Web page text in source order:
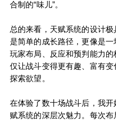
合制的“味儿”。
总的来看，天赋系统的设计
是简单的成长路径，更像是
玩家布局、反应和预判能力
仅让战斗变得更有趣、富有
探索欲望。
在体验了数十场战斗后，我
赋系统的深层次魅力。每次